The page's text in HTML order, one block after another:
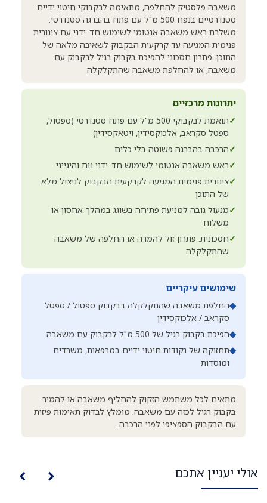
משאבה פלסטיק להחלפה, מתאימה לבקבוקי חיטוי ידיים
סטנדרטיים בנפח 500 מ"ל עם פתח בהברגה סטנדרטי.
משלבת ראש משאבה אנטומי לשימוש חד-ידני עם צינורית
פנימית המגיעה עד קרקעית הבקבוק לשאיבה מלאה של
התוכן. פתרון חסכוני להפיכת בקבוק רגיל לבקבוק עם
משאבה, או להחלפת משאבה שהתקלקלה.
יתרונות מרכזיים
✓
תואמת לבקבוקי 500 מ"ל עם פתח סטנדרטי (ספטול,
ספטל סקראב, אלכוקסידין, ויטאקסידין)
✓הרכבה בהברגה פשוטה בלי כלים
✓ראש משאבה אנטומי לשימוש חד-ידני נוח והיגייני
✓צינורית פנימית המגיעה לקרקעית הבקבוק לניצול מלא
של התוכן
✓מנעול גובה למניעת פתיחה בשוגג במהלך אחסון או
משלוח
✓חסכונית. פתרון זול להמרה או החלפה של משאבה
שהתקלקלה
שימושים עיקריים
◆החלפת משאבה שהתקלקלה בבקבוק ספטול / ספטל
סקראב / אלכוקסידין
◆הפיכת בקבוק רגיל של 500 מ"ל לבקבוק עם משאבה
◆תחזוקה של נקודות חיטוי ידיים במרפאות, משרדים
ומוסדות
מתאים לכל משתמש הזקוק להחליף משאבה או להמיר
בקבוק רגיל לכזה עם משאבה. מומלץ לבדוק תאימות פיזית
עם הבקבוק הספציפי לפני הרכבה.
אולי יעניין אתכם